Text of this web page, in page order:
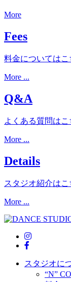
More
Fees
料金についてはこ
More ...
Q&A
よくある質問はこ
More ...
Details
スタジオ紹介はこ
More ...
スタジオに
“N”